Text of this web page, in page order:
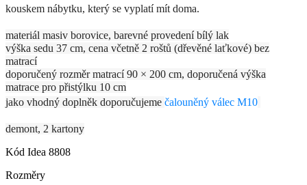
kouskem nábytku, který se vyplatí mít doma.
materiál masiv borovice, barevné provedení bílý lak
výška sedu 37 cm, cena včetně 2 roštů (dřevěné laťkové) bez
matrací
doporučený rozměr matrací 90 × 200 cm, doporučená výška
matrace pro přistýlku 10 cm
jako vhodný doplněk doporučujeme čalouněný válec M10
demont, 2 kartony
Kód Idea 8808
Rozměry